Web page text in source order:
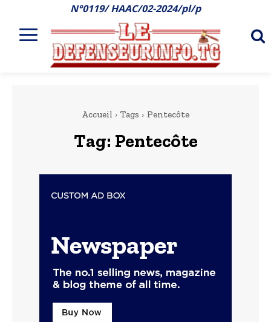
N°0119/ HAAC/02-2024/pl/p
Accueil Tags Pentecôte
Tag: Pentecôte